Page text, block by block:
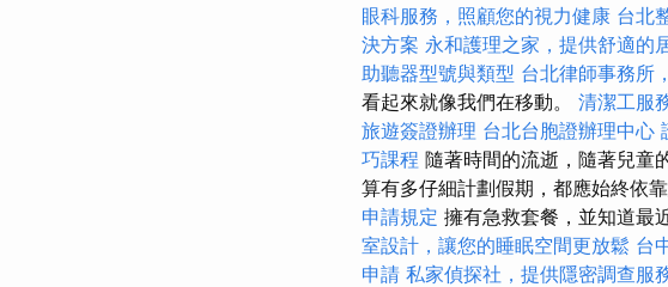
眼科服務，照顧您的視力健康 台北
決方案 永和護理之家，提供舒適的
助聽器型號與類型 台北律師事務所
看起來就像我們在移動。 清潔工服
旅遊簽證辦理 台北台胞證辦理中心
巧課程 隨著時間的流逝，隨著兒童
算有多仔細計劃假期，都應始終依
申請規定 擁有急救套餐，並知道最
室設計，讓您的睡眠空間更放鬆 台
申請 私家偵探社，提供隱密調查服